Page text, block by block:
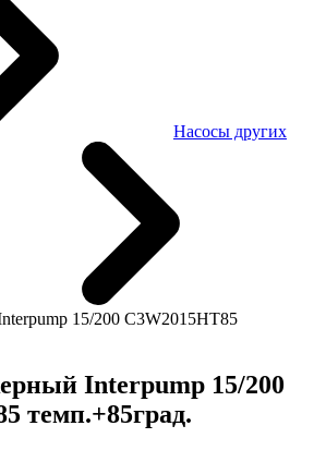
Насосы других
15/200 C3W2015HT85
Interpump 15/200
темп.+85град.